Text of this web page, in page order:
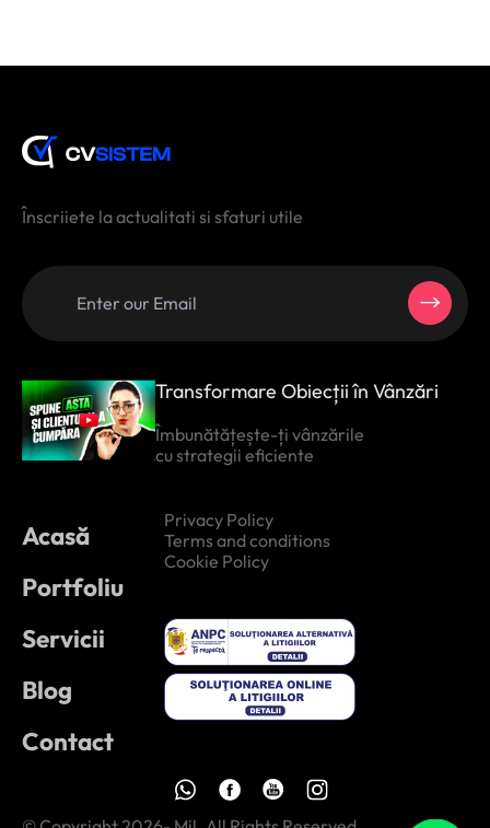
Înscriiete la actualitati si sfaturi utile
Transformare Obiecții în Vânzări
Îmbunătățește-ți vânzările
cu strategii eficiente
Acasă
Portfoliu
Servicii
Blog
Contact
Privacy Policy
Terms and conditions
Cookie Policy